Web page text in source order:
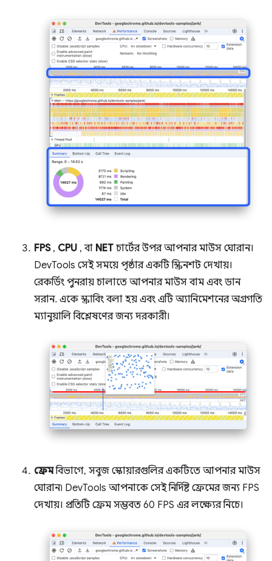
FPS, CPU , বা NET চার্টের উপর আপনার মাউস ঘোরান।
DevTools সেই সময়ে পৃষ্ঠার একটি স্ক্রিনশট দেখায়।
রেকর্ডিং পুনরায় চালাতে আপনার মাউস বাম এবং ডান
সরান. একে স্ক্রাবিং বলা হয় এবং এটি অ্যানিমেশনের অগ্রগতি
ম্যানুয়ালি বিশ্লেষণের জন্য দরকারী।
ফ্রেমবিভাগে, সবুজ স্কোয়ারগুলির একটিতে আপনার মাউস
ঘোরান৷ DevTools আপনাকে সেই নির্দিষ্ট ফ্রেমের জন্য FPS
দেখায়। প্রতিটি ফ্রেম সম্ভবত 60 FPS এর লক্ষ্যের নিচে।